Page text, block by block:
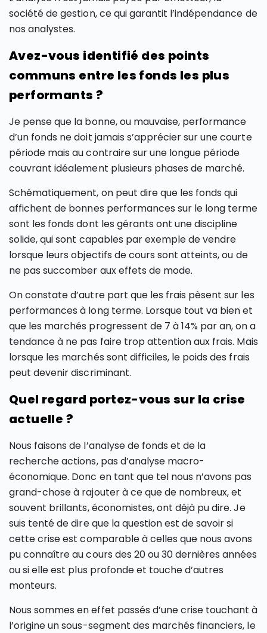
société de gestion, ce qui garantit l’indépendance de
nos analystes.
Avez-vous identifié des points
communs entre les fonds les plus
performants ?
Je pense que la bonne, ou mauvaise, performance
d’un fonds ne doit jamais s’apprécier sur une courte
période mais au contraire sur une longue période
couvrant idéalement plusieurs phases de marché.
Schématiquement, on peut dire que les fonds qui
affichent de bonnes performances sur le long terme
sont les fonds dont les gérants ont une discipline
solide, qui sont capables par exemple de vendre
lorsque leurs objectifs de cours sont atteints, ou de
ne pas succomber aux effets de mode.
On constate d’autre part que les frais pèsent sur les
performances à long terme. Lorsque tout va bien et
que les marchés progressent de 7 à 14% par an, on a
tendance à ne pas faire trop attention aux frais. Mais
lorsque les marchés sont difficiles, le poids des frais
peut devenir discriminant.
Quel regard portez-vous sur la crise
actuelle ?
Nous faisons de l’analyse de fonds et de la
recherche actions, pas d’analyse macro-
économique. Donc en tant que tel nous n’avons pas
grand-chose à rajouter à ce que de nombreux, et
souvent brillants, économistes, ont déjà pu dire. Je
suis tenté de dire que la question est de savoir si
cette crise est comparable à celles que nous avons
pu connaître au cours des 20 ou 30 dernières années
ou si elle est plus profonde et touche d’autres
monteurs.
Nous sommes en effet passés d’une crise touchant à
l’origine un sous-segment des marchés financiers, le